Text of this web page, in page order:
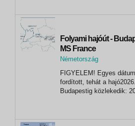
órakor beszállás a
elhelyezkedtek
Folyami hajóút -
MS France
Németország
Passau
FIGYELEM! Egyes
fordított, tehát a
Budapestig közlekedik:
10.,20.,26., október
BudapestBeszállás a